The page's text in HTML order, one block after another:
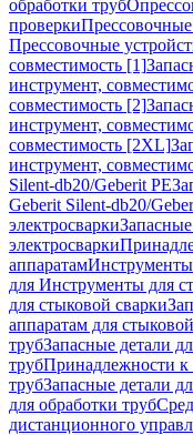
обработки труб
проверкиПрессовочные
Прессовочные
совместимость [1]
инструмент,
совместимость [2]
инструмент,
совместимость [2XL]
инструмент,
Silent-db20/Geberit PE
Geberit Silent-db20/
электросварки
электросварки
аппаратамИнструменты
для Инструменты для
для стыковой сварки
аппаратам для
трубЗапасные детали
трубПринадлежности к
трубЗапасные детали
для обработки труб
дистанционного